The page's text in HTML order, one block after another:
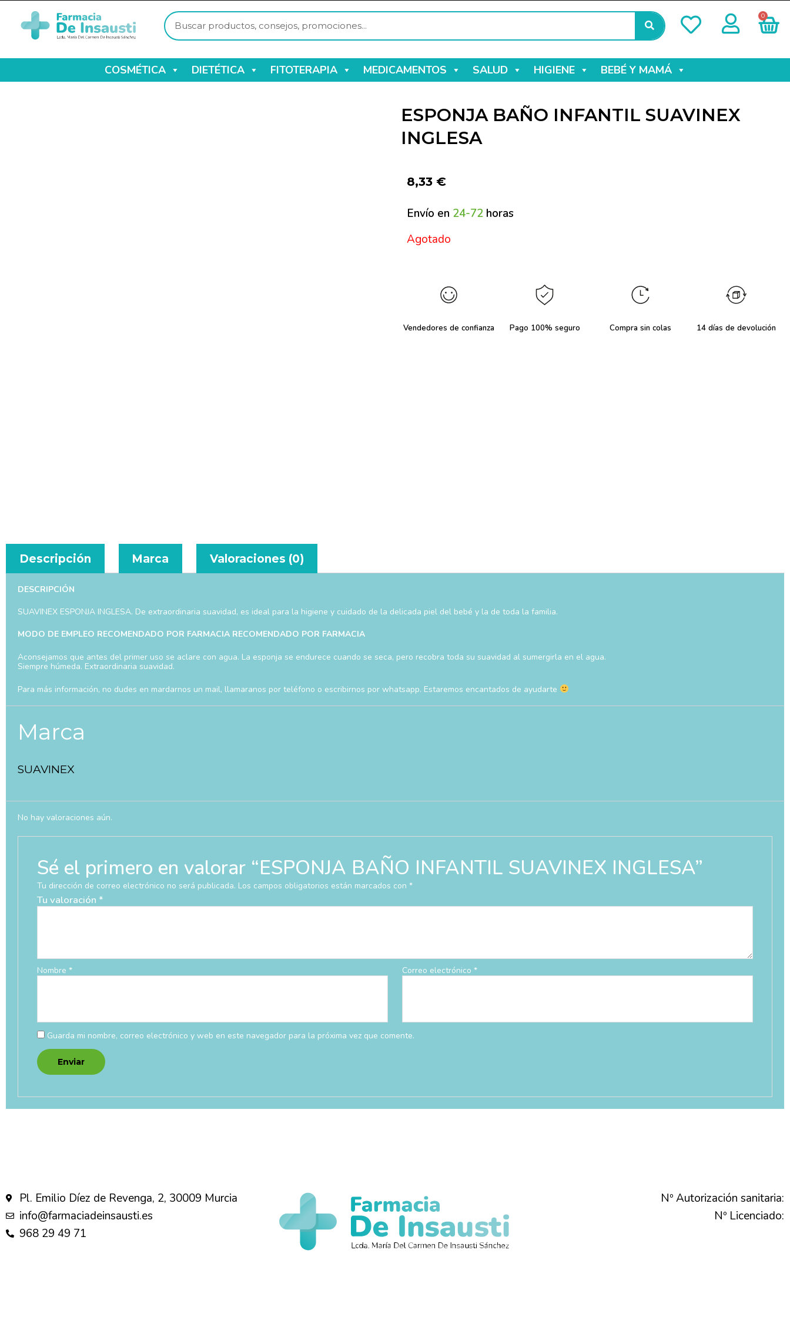
0
COSMÉTICA DIETÉTICA FITOTERAPIA MEDICAMENTOS SALUD HIGIENE BEBÉ Y MAMÁ
ESPONJA BAÑO INFANTIL SUAVINEX
INGLESA
8,33 €
Envío en 24-72 horas
Agotado
Vendedores de confianza Pago 100% seguro Compra sin colas 14 días de devolución
Descripción Marca Valoraciones (0)
DESCRIPCIÓN
SUAVINEX ESPONJA INGLESA. De extraordinaria suavidad, es ideal para la higiene y cuidado de la delicada piel del bebé y la de toda la familia.
MODO DE EMPLEO RECOMENDADO POR FARMACIA RECOMENDADO POR FARMACIA
Aconsejamos que antes del primer uso se aclare con agua. La esponja se endurece cuando se seca, pero recobra toda su suavidad al sumergirla en el agua.
Siempre húmeda. Extraordinaria suavidad.
Para más información, no dudes en mardarnos un mail, llamaranos por teléfono o escribirnos por whatsapp. Estaremos encantados de ayudarte
Marca
SUAVINEX
No hay valoraciones aún.
Sé el primero en valorar “ESPONJA BAÑO INFANTIL SUAVINEX INGLESA”
Tu dirección de correo electrónico no será publicada. Los campos obligatorios están marcados con *
Tu valoración *
Nombre * Correo electrónico*
Guarda mi nombre, correo electrónico y web en este navegador para la próxima vez que comente.
Pl. Emilio Díez de Revenga, 2, 30009 Murcia
info@farmaciadeinsausti.es
968 29 49 71
Nº Autorización sanitaria:
Nº Licenciado: